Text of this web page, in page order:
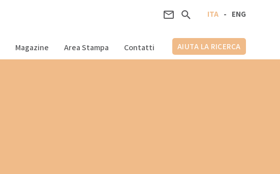
ENG
-
ITA
Magazine Area Stampa Contatti AIUTA LA RICERCA